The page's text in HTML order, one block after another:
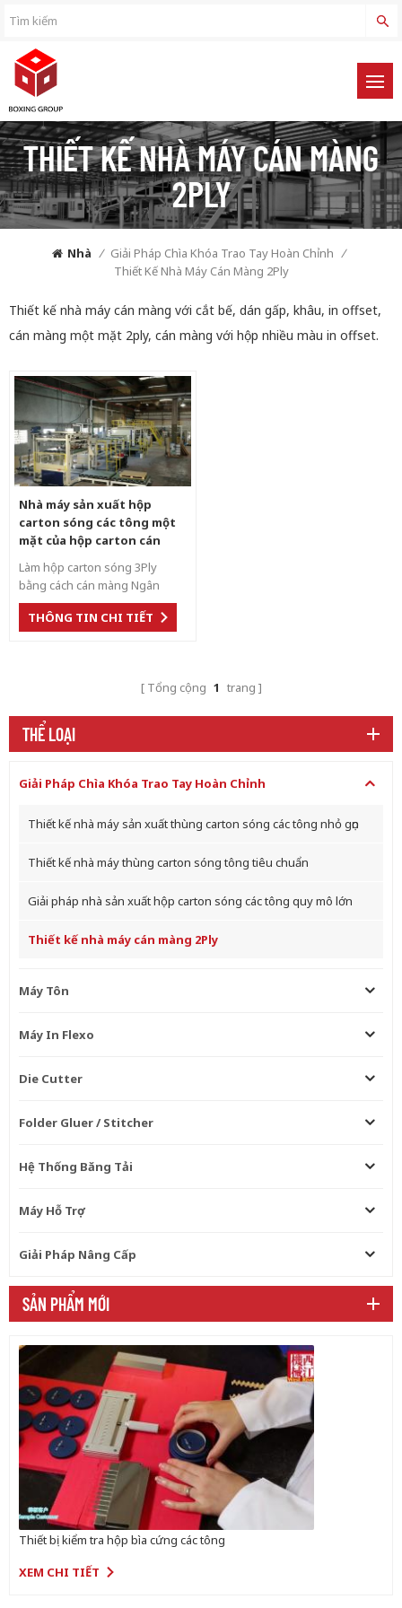
THIẾT KẾ NHÀ MÁY CÁN MÀNG
2PLY
Nhà / Giải Pháp Chìa Khóa Trao Tay Hoàn Chỉnh /
Thiết Kế Nhà Máy Cán Màng 2Ply
Thiết kế nhà máy cán màng với cắt bế, dán gấp, khâu, in offset,
cán màng một mặt 2ply, cán màng với hộp nhiều màu in offset.
Nhà máy sản xuất hộp
carton sóng các tông một
mặt của hộp carton cán
Làm hộp carton sóng 3Ply
bằng cách cán màng Ngân
sách đầu tư nhỏ và yêu cầu về
diện tích đất nhỏ Làm hộp
THÔNG TIN CHI TIẾT
Tổng cộng 1 trang
THỂ LOẠI
Giải Pháp Chìa Khóa Trao Tay Hoàn Chỉnh
Thiết kế nhà máy sản xuất thùng carton sóng các tông nhỏ gọn
Thiết kế nhà máy thùng carton sóng tông tiêu chuẩn
Giải pháp nhà sản xuất hộp carton sóng các tông quy mô lớn
Thiết kế nhà máy cán màng 2Ply
Máy Tôn
Máy In Flexo
Die Cutter
Folder Gluer / Stitcher
Hệ Thống Băng Tải
Máy Hỗ Trợ
Giải Pháp Nâng Cấp
SẢN PHẨM MỚI
Thiết bị kiểm tra hộp bìa cứng các tông
XEM CHI TIẾT